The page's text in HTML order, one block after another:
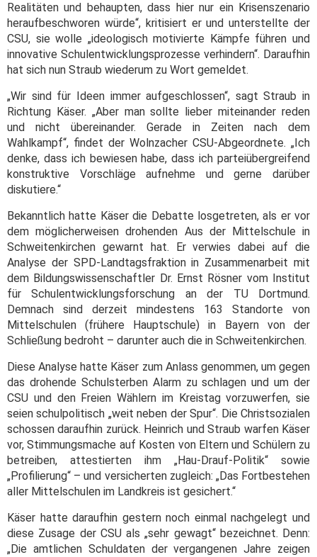
Realitäten und behaupten, dass hier nur ein Krisenszenario
heraufbeschworen würde“, kritisiert er und unterstellte der
CSU, sie wolle „ideologisch motivierte Kämpfe führen und
innovative Schulentwicklungsprozesse verhindern“. Daraufhin
hat sich nun Straub wiederum zu Wort gemeldet.
„Wir sind für Ideen immer aufgeschlossen“, sagt Straub in
Richtung Käser. „Aber man sollte lieber miteinander reden
und nicht übereinander. Gerade in Zeiten nach dem
Wahlkampf“, findet der Wolnzacher CSU-Abgeordnete. „Ich
denke, dass ich bewiesen habe, dass ich parteiübergreifend
konstruktive Vorschläge aufnehme und gerne darüber
diskutiere.“
Bekanntlich hatte Käser die Debatte losgetreten, als er vor
dem möglicherweisen drohenden Aus der Mittelschule in
Schweitenkirchen gewarnt hat. Er verwies dabei auf die
Analyse der SPD-Landtagsfraktion in Zusammenarbeit mit
dem Bildungswissenschaftler Dr. Ernst Rösner vom Institut
für Schulentwicklungsforschung an der TU Dortmund.
Demnach sind derzeit mindestens 163 Standorte von
Mittelschulen (frühere Hauptschule) in Bayern von der
Schließung bedroht – darunter auch die in Schweitenkirchen.
Diese Analyse hatte Käser zum Anlass genommen, um gegen
das drohende Schulsterben Alarm zu schlagen und um der
CSU und den Freien Wählern im Kreistag vorzuwerfen, sie
seien schulpolitisch „weit neben der Spur“. Die Christsozialen
schossen daraufhin zurück. Heinrich und Straub warfen Käser
vor, Stimmungsmache auf Kosten von Eltern und Schülern zu
betreiben, attestierten ihm „Hau-Drauf-Politik“ sowie
„Profilierung“ – und versicherten zugleich: „Das Fortbestehen
aller Mittelschulen im Landkreis ist gesichert.“
Käser hatte daraufhin gestern noch einmal nachgelegt und
diese Zusage der CSU als „sehr gewagt“ bezeichnet. Denn:
„Die amtlichen Schuldaten der vergangenen Jahre zeigen